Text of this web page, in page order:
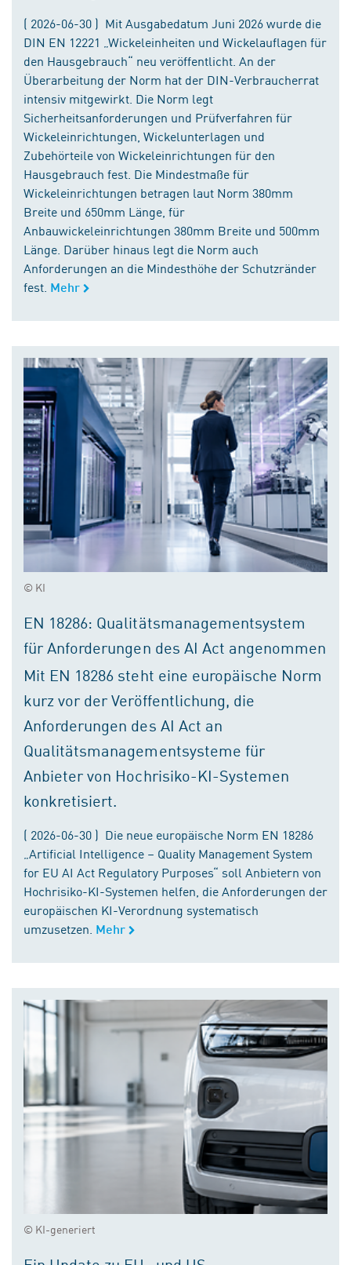
( 2026-06-30 ) Mit Ausgabedatum Juni 2026 wurde die
DIN EN 12221 „Wickeleinheiten und Wickelauflagen für
den Hausgebrauch“ neu veröffentlicht. An der
Überarbeitung der Norm hat der DIN-Verbraucherrat
intensiv mitgewirkt. Die Norm legt
Sicherheitsanforderungen und Prüfverfahren für
Wickeleinrichtungen, Wickelunterlagen und
Zubehörteile von Wickeleinrichtungen für den
Hausgebrauch fest. Die Mindestmaße für
Wickeleinrichtungen betragen laut Norm 380mm
Breite und 650mm Länge, für
Anbauwickeleinrichtungen 380mm Breite und 500mm
Länge. Darüber hinaus legt die Norm auch
Anforderungen an die Mindesthöhe der Schutzränder
fest. Mehr
© KI
EN 18286: Qualitätsmanagementsystem
für Anforderungen des AI Act angenommen
Mit EN 18286 steht eine europäische Norm
kurz vor der Veröffentlichung, die
Anforderungen des AI Act an
Qualitätsmanagementsysteme für
Anbieter von Hochrisiko-KI-Systemen
konkretisiert.
( 2026-06-30 ) Die neue europäische Norm EN 18286
„Artificial Intelligence – Quality Management System
for EU AI Act Regulatory Purposes“ soll Anbietern von
Hochrisiko-KI-Systemen helfen, die Anforderungen der
europäischen KI-Verordnung systematisch
umzusetzen. Mehr
© KI-generiert